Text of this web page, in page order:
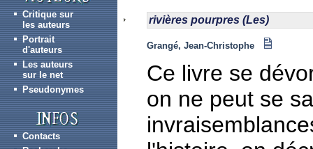
Critique sur
les auteurs
Portrait
d'auteurs
Les auteurs
sur le net
Pseudonymes
Contacts
rivières pourpres (Les)
Grangé, Jean-Christophe
Ce livre se
on ne peut se